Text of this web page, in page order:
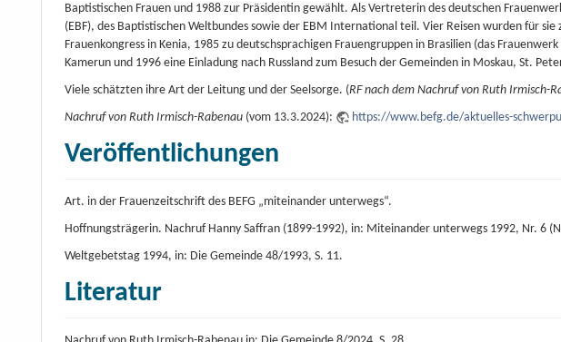
Baptistischen Frauen und 1988 zur Präsidentin gewählt. Als Vertreterin des deutschen
(EBF), des Baptistischen Weltbundes sowie der EBM International teil. Vier Reisen wurden für
Frauenkongress in Kenia, 1985 zu deutschsprachigen Frauengruppen in Brasilien (das
Kamerun und 1996 eine Einladung nach Russland zum Besuch der Gemeinden in Moskau, St.
Viele schätzten ihre Art der Leitung und der Seelsorge. (RF nach dem Nachruf von Ruth Irmisch-
Nachruf von Ruth Irmisch-Rabenau (vom 13.3.2024): https://www.befg.de/aktuelles-
Veröffentlichungen
Art. in der Frauenzeitschrift des BEFG „miteinander unterwegs“.
Hoffnungsträgerin. Nachruf Hanny Saffran (1899-1992), in: Miteinander unterwegs 1992, Nr. 6
Weltgebetstag 1994, in: Die Gemeinde 48/1993, S. 11.
Literatur